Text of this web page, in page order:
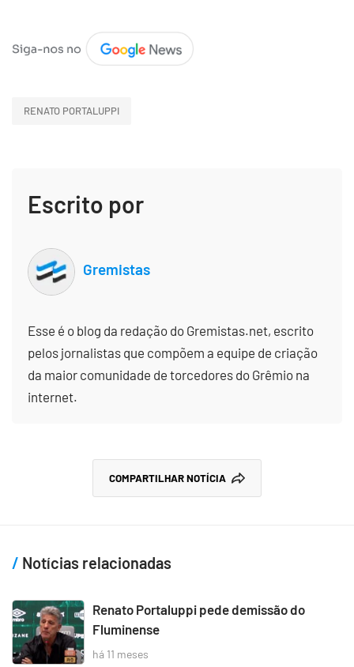
RENATO PORTALUPPI
Escrito por
Gremistas
Esse é o blog da redação do Gremistas.net, escrito
pelos jornalistas que compõem a equipe de criação
da maior comunidade de torcedores do Grêmio na
internet.
COMPARTILHAR NOTÍCIA
Notícias relacionadas
Renato Portaluppi pede demissão do
Fluminense
há 11 meses